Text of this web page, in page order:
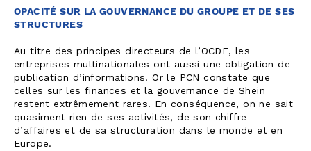
OPACITÉ SUR LA GOUVERNANCE DU GROUPE ET DE SES
STRUCTURES
Au titre des principes directeurs de l’OCDE, les
entreprises multinationales ont aussi une obligation de
publication d’informations. Or le PCN constate que
celles sur les finances et la gouvernance de Shein
restent extrêmement rares. En conséquence, on ne sait
quasiment rien de ses activités, de son chiffre
d’affaires et de sa structuration dans le monde et en
Europe.